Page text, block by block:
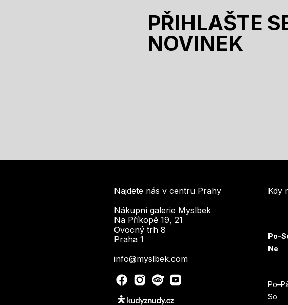
PŘIHLAŠTE
NOVINEK
Najdete nás v centru Prahy
Nákupní galerie Myslbek
Na Příkopě 19, 21
Ovocný trh 8
Praha 1
info@myslbek.com
Kdy
Ne
So